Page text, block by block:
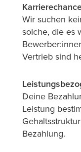
Standort:
in neuen
Wir suchen
solche, die es
Vertrieb sind
Deine
Leistung
Bezahlung.